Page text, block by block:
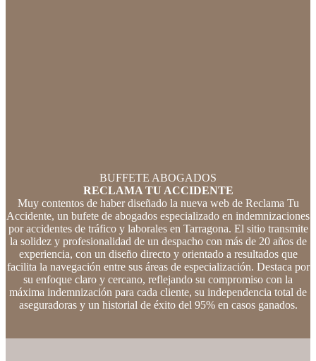
BUFFETE ABOGADOS
RECLAMA TU ACCIDENTE
Muy contentos de haber diseñado la nueva web de Reclama Tu
Accidente, un bufete de abogados especializado en indemnizaciones
por accidentes de tráfico y laborales en Tarragona. El sitio transmite
la solidez y profesionalidad de un despacho con más de 20 años de
experiencia, con un diseño directo y orientado a resultados que
facilita la navegación entre sus áreas de especialización. Destaca por
su enfoque claro y cercano, reflejando su compromiso con la
máxima indemnización para cada cliente, su independencia total de
aseguradoras y un historial de éxito del 95% en casos ganados.